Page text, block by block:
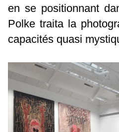
en se positionnant
Polke traita la
capacités quasi